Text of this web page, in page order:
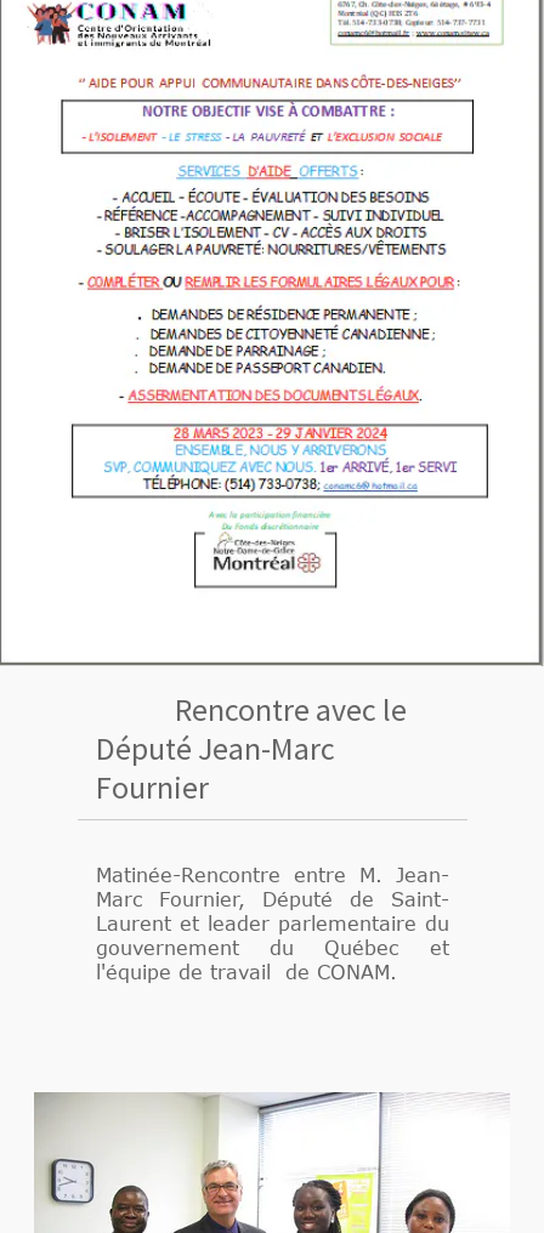
Rencontre avec le
Député Jean-Marc
Fournier
Matinée-Rencontre entre M. Jean-
Marc Fournier, Député de Saint-
Laurent et leader parlementaire du
gouvernement du Québec et
l'équipe de travail de CONAM.